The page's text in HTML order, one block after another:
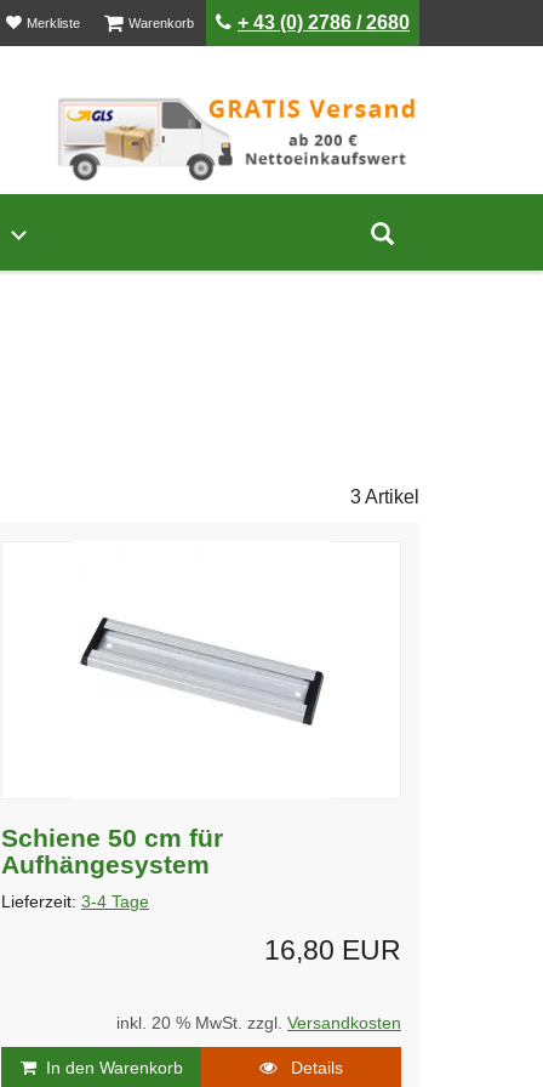
Merklisteist leer Warenkorbist leer+ 43 (0) 2786 / 2680
Untermenü von Unternehmen öffnen
3 Artikel
Schiene 50 cm für
Aufhängesystem
Lieferzeit: 3-4 Tage
16,80 EUR
inkl. 20 % MwSt. zzgl. Versandkosten
In den Warenkorb Details